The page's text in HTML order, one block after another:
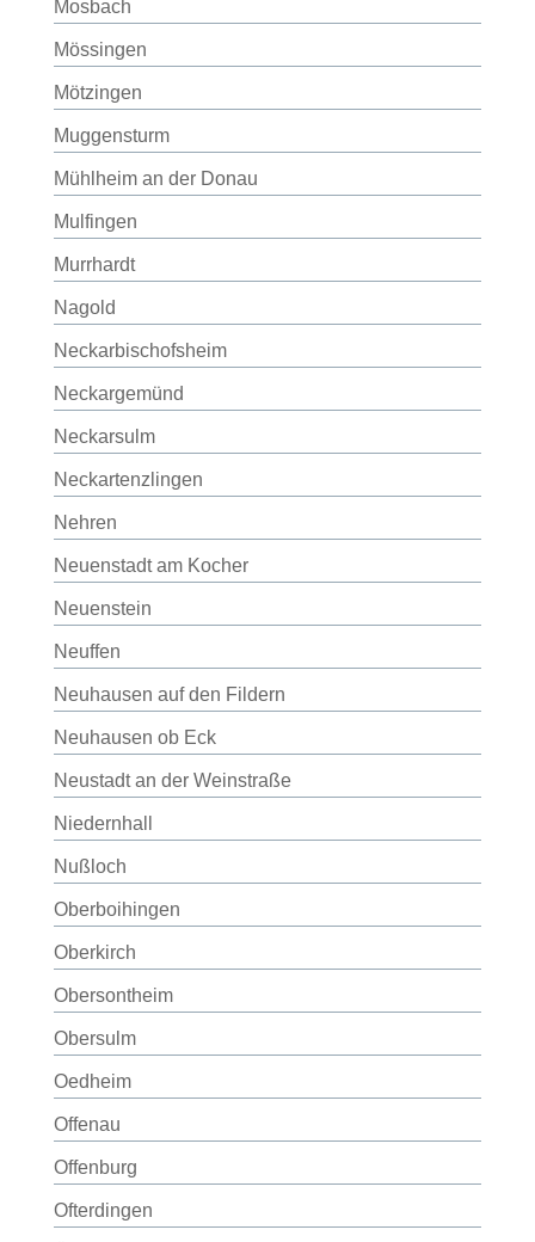
Mosbach
Mössingen
Mötzingen
Muggensturm
Mühlheim an der Donau
Mulfingen
Murrhardt
Nagold
Neckarbischofsheim
Neckargemünd
Neckarsulm
Neckartenzlingen
Nehren
Neuenstadt am Kocher
Neuenstein
Neuffen
Neuhausen auf den Fildern
Neuhausen ob Eck
Neustadt an der Weinstraße
Niedernhall
Nußloch
Oberboihingen
Oberkirch
Obersontheim
Obersulm
Oedheim
Offenau
Offenburg
Ofterdingen